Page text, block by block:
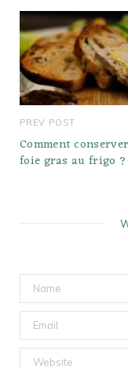
PREV POST
Comment
foie gras au frigo ?